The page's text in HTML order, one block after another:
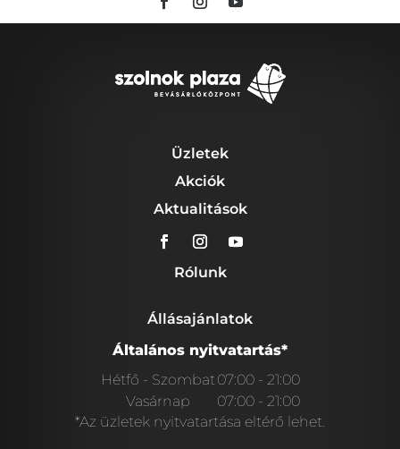
Üzletek
Akciók
Aktualitások
Rólunk
Állásajánlatok
Általános nyitvatartás*
Hétfő - Szombat 07:00 - 21:00
Vasárnap
07:00 - 21:00
*Az üzletek nyitvatartása eltérő lehet.